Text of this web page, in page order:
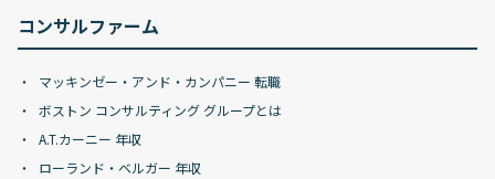
コンサルファーム
マッキンゼー・アンド・カンパニー 転職
ボストン コンサルティング グループとは
A.T.カーニー 年収
ローランド・ベルガー 年収